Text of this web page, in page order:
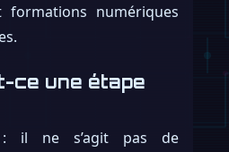
formations numériques
ce une étape
: il ne s’agit pas de